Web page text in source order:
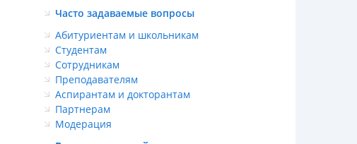
Часто задаваемые вопросы
Абитуриентам и школьникам
Студентам
Сотрудникам
Преподавателям
Аспирантам и докторантам
Партнерам
Модерация